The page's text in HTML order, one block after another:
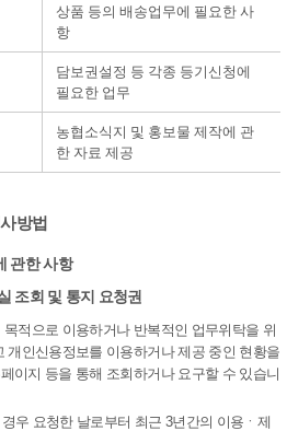
상품 등의 배송업무에 필요한 사
항
담보권설정 등 각종 등기신청에
필요한 업무
농협소식지 및 홍보물 제작에 관
한 자료 제공
방법
관한 사항
조회 및 통지 요청권
적으로 이용하거나 반복적인 업무위탁을 위
개인신용정보를 이용하거나 제공 중인 현황을
이지 등을 통해 조회하거나 요구할 수 있습니
우 요청한 날로부터 최근 3년간의 이용ㆍ제